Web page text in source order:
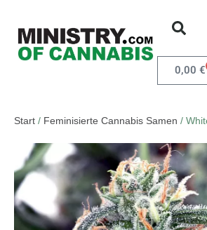
0,00 €
Start / Feminisierte Cannabis Samen /